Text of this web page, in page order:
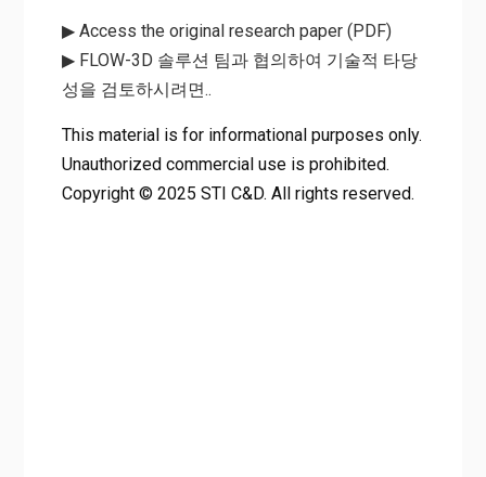
▶ Access the original research paper (PDF)
▶ FLOW-3D 솔루션 팀과 협의하여 기술적 타당
성을 검토하시려면..
This material is for informational purposes only.
Unauthorized commercial use is prohibited.
Copyright © 2025 STI C&D. All rights reserved.